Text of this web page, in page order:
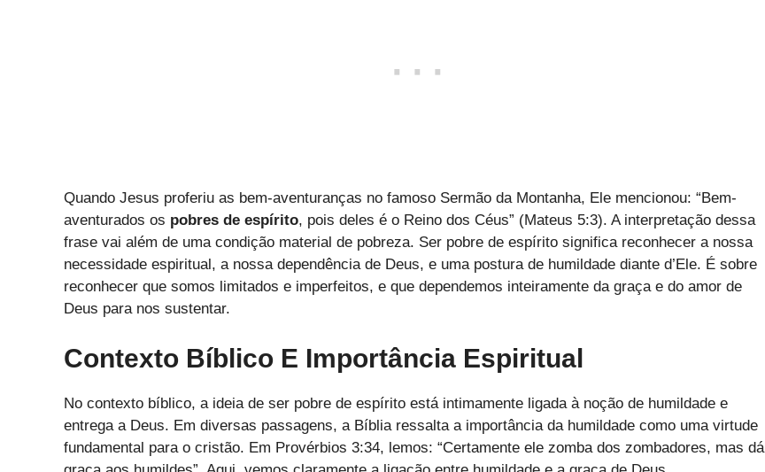
Quando Jesus proferiu as bem-aventuranças no famoso Sermão da Montanha, Ele mencionou: “Bem-
aventurados os pobres de espírito, pois deles é o Reino dos Céus” (Mateus 5:3). A interpretação dessa
frase vai além de uma condição material de pobreza. Ser pobre de espírito significa reconhecer a nossa
necessidade espiritual, a nossa dependência de Deus, e uma postura de humildade diante d’Ele. É sobre
reconhecer que somos limitados e imperfeitos, e que dependemos inteiramente da graça e do amor de
Deus para nos sustentar.
Contexto Bíblico E Importância Espiritual
No contexto bíblico, a ideia de ser pobre de espírito está intimamente ligada à noção de humildade e
entrega a Deus. Em diversas passagens, a Bíblia ressalta a importância da humildade como uma virtude
fundamental para o cristão. Em Provérbios 3:34, lemos: “Certamente ele zomba dos zombadores, mas dá